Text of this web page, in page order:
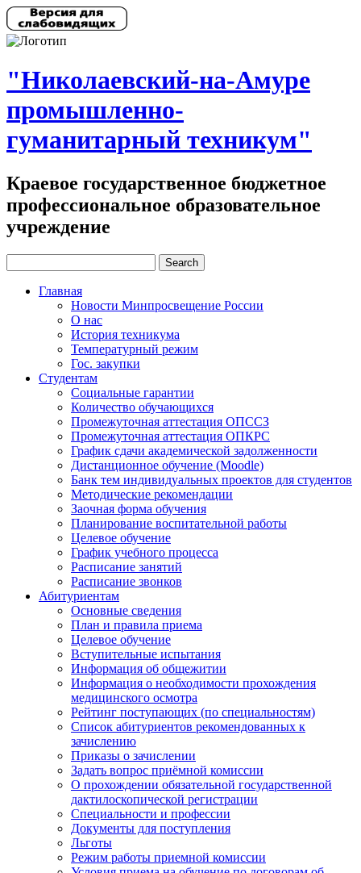
"Николаевский-на-Амуре
промышленно-
гуманитарный техникум"
Краевое государственное бюджетное
профессиональное образовательное
учреждение
Главная
Новости Минпросвещение России
О нас
История техникума
Температурный режим
Гос. закупки
Студентам
Социальные гарантии
Количество обучающихся
Промежуточная аттестация ОПССЗ
Промежуточная аттестация ОПКРС
График сдачи академической задолженности
Дистанционное обучение (Moodle)
Банк тем индивидуальных проектов для студентов
Методические рекомендации
Заочная форма обучения
Планирование воспитательной работы
Целевое обучение
График учебного процесса
Расписание занятий
Расписание звонков
Абитуриентам
Основные сведения
План и правила приема
Целевое обучение
Вступительные испытания
Информация об общежитии
Информация о необходимости прохождения
медицинского осмотра
Рейтинг поступающих (по специальностям)
Список абитуриентов рекомендованных к
зачислению
Приказы о зачислении
Задать вопрос приёмной комиссии
О прохождении обязательной государственной
дактилоскопической регистрации
Специальности и профессии
Документы для поступления
Льготы
Режим работы приемной комиссии